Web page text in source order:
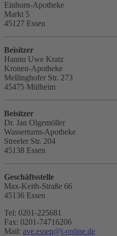
Einhorn-Apotheke
Markt 5
45127 Essen
Beisitzer
Hannu Uwe Kratz
Kronen-Apotheke
Mellinghofer Str. 273
45475 Mülheim
Beisitzer
Dr. Jan Olgemöller
Wasserturm-Apotheke
Streeler Str. 204
45138 Essen
Geschäftsstelle
Max-Keith-Straße 66
45136 Essen
Tel: 0201-225681
Fax: 0201-74716206
Mail: ave.essen@t-online.de